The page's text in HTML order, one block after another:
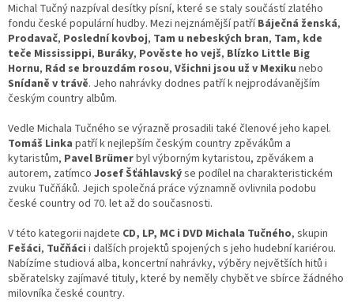
Michal Tučný nazpíval desítky písní, které se staly součástí zlatého
fondu české populární hudby. Mezi nejznámější patříBáječná ženská,
Prodavač, Poslední kovboj, Tam u nebeských bran, Tam, kde
teče Mississippi, Buráky, Pověste ho vejš, Blízko Little Big
Hornu, Rád se brouzdám rosou, Všichni jsou už v Mexiku nebo
Snídaně v trávě. Jeho nahrávky dodnes patří k nejprodávanějším
českým country albům.
Vedle Michala Tučného se výrazně prosadili také členové jeho kapel.
Tomáš Linka patří k nejlepším českým country zpěvákům a
kytaristům, Pavel Brümerbyl výborným kytaristou, zpěvákem a
autorem, zatímco Josef Šťáhlavskýse podílel na charakteristickém
zvuku Tučňáků. Jejich společná práce významně ovlivnila podobu
české country od 70. let až do současnosti.
V této kategorii najdete CD, LP, MC i DVD Michala Tučného, skupin
Fešáci, Tučňáci i dalších projektů spojených s jeho hudební kariérou.
Nabízíme studiová alba, koncertní nahrávky, výběry největších hitů i
sběratelsky zajímavé tituly, které by neměly chybět ve sbírce žádného
milovníka české country.